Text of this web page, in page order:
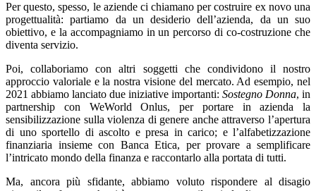
Per questo, spesso, le aziende ci chiamano per costruire ex novo una
progettualità: partiamo da un desiderio dell’azienda, da un suo
obiettivo, e la accompagniamo in un percorso di co-costruzione che
diventa servizio.
Poi, collaboriamo con altri soggetti che condividono il nostro
approccio valoriale e la nostra visione del mercato. Ad esempio, nel
2021 abbiamo lanciato due iniziative importanti: Sostegno Donna, in
partnership con WeWorld Onlus, per portare in azienda la
sensibilizzazione sulla violenza di genere anche attraverso l’apertura
di uno sportello di ascolto e presa in carico; e l’alfabetizzazione
finanziaria insieme con Banca Etica, per provare a semplificare
l’intricato mondo della finanza e raccontarlo alla portata di tutti.
Ma, ancora più sfidante, abbiamo voluto rispondere al disagio